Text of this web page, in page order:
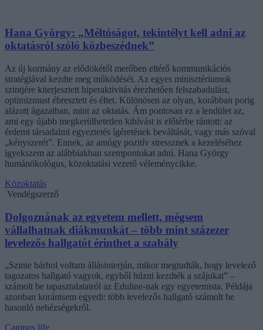
Hana György: „Méltóságot, tekintélyt kell adni az
oktatásról szóló közbeszédnek”
Az új kormány az elődökétől merőben eltérő kommunikációs
stratégiával kezdte meg működését. Az egyes minisztériumok
szintjére kiterjesztett hiperaktivitás érezhetően felszabadulást,
optimizmust ébresztett és éltet. Különösen az olyan, korábban porig
alázott ágazatban, mint az oktatás. Ám pontosan ez a lendület az,
ami egy újabb megkerülhetetlen kihívást is előtérbe rántott: az
érdemi társadalmi egyeztetés ígéretének beváltását, vagy más szóval
„kényszerét”. Ennek, az amúgy pozitív stressznek a kezeléséhez
igyekszem az alábbiakban szempontokat adni. Hana György
humánökológus, közoktatási vezető véleménycikke.
Közoktatás
Vendégszerző
Dolgoznának az egyetem mellett, mégsem
vállalhatnak diákmunkát – több mint százezer
levelezős hallgatót érinthet a szabály
„Szinte bárhol voltam állásinterjún, mikor megtudták, hogy levelező
tagozatos hallgató vagyok, egyből húzni kezdték a szájukat” –
számolt be tapasztalatairól az Eduline-nak egy egyetemista. Példája
azonban korántsem egyedi: több levelezős hallgató számolt be
hasonló nehézségekről.
Campus life